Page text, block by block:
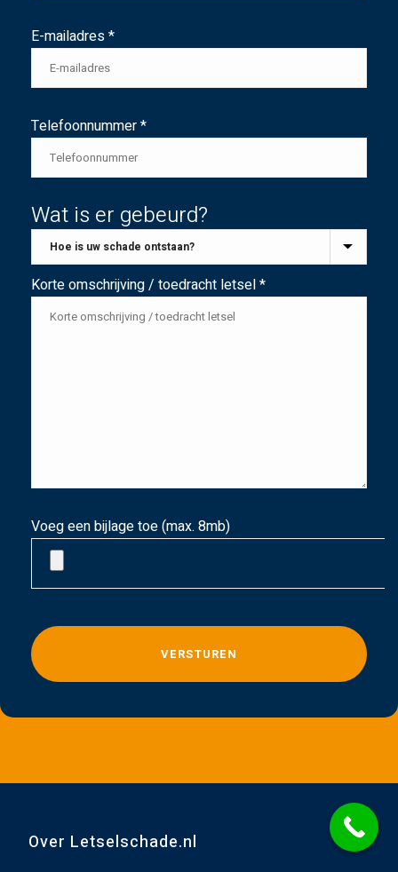
E-mailadres *
Telefoonnummer *
Wat is er gebeurd?
Korte omschrijving / toedracht letsel *
Voeg een bijlage toe (max. 8mb)
G
e
l
e
d
t
Over Letselschade.nl